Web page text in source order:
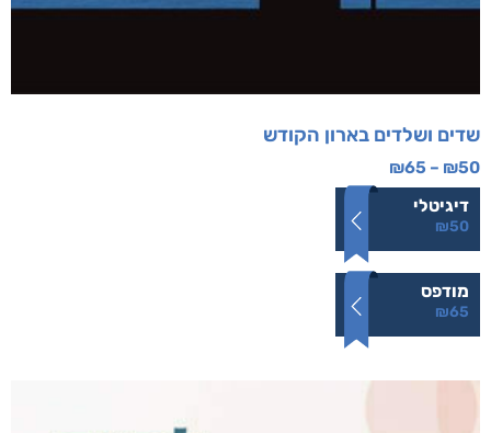
שדים ושלדים בארון הקודש
₪50
–
₪65
דיגיטלי
₪50
מודפס
₪65